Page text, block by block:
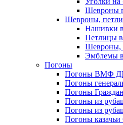
Шевроны
Шевроны,
Нашивки
Петлицы
Шевроны,
Эмблемы
Погоны
Погоны ВМФ
Погоны
Погоны
Погоны из
Погоны из
Погоны казачьи